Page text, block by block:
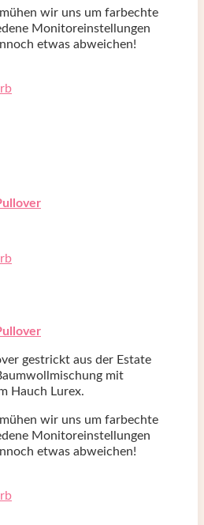
wir uns um farbechte
Monitoreinstellungen
etwas abweichen!
gestrickt aus der Estate
mit
Hauch Lurex.
wir uns um farbechte
Monitoreinstellungen
etwas abweichen!